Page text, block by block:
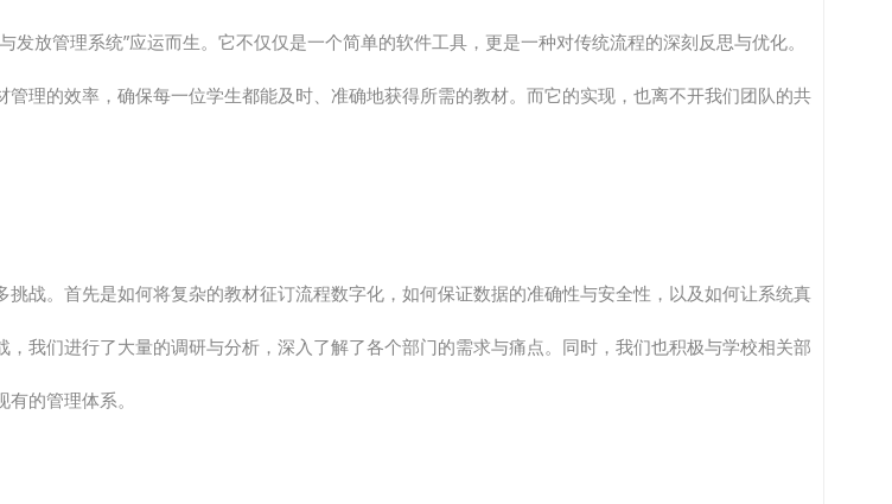
发放管理系统”应运而生。它不仅仅是一个简单的软件工具，更是一种对传统流程的深刻反思与优化。
管理的效率，确保每一位学生都能及时、准确地获得所需的教材。而它的实现，也离不开我们团队的共
挑战。首先是如何将复杂的教材征订流程数字化，如何保证数据的准确性与安全性，以及如何让系统真
，我们进行了大量的调研与分析，深入了解了各个部门的需求与痛点。同时，我们也积极与学校相关部
的管理体系。